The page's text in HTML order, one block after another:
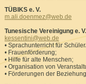
TÜBIKS e. V.
m.ali.doenmez@web.de
Tunesische Vereinigung e. V.
kessentini@web.de
• Sprachunterricht für
• Frauenförderung;
• Hilfe für alte Menschen;
• Organisation von
• Förderungen der